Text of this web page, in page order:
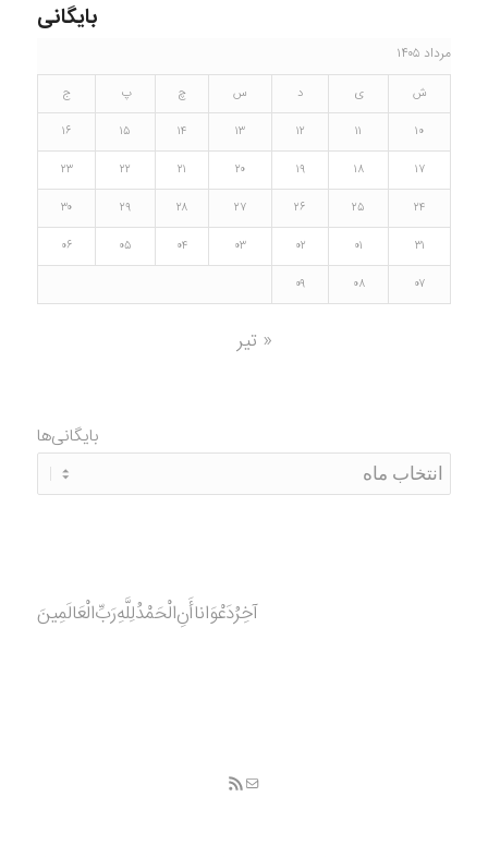
بایگانی
مرداد ۱۴۰۵
ش ی د س چ پ
ج
۱۰
۱۱ ۱۲ ۱۳ ۱۴ ۱۵
۱۶
۱۷
۱۸ ۱۹ ۲۰ ۲۱ ۲۲
۲۳
۲۴
۲۵ ۲۶ ۲۷ ۲۸ ۲۹
۳۰
۳۱
۰۱ ۰۲ ۰۳ ۰۴ ۰۵
۰۶
۰۷
۰۸ ۰۹
« تیر
بایگانی‌ها
آخِرُدَعْوَانا‌أَنِ‌الْحَمْدُ‌‌‌لِلَّهِ‌رَبِّ‌الْعَالَمِينَ